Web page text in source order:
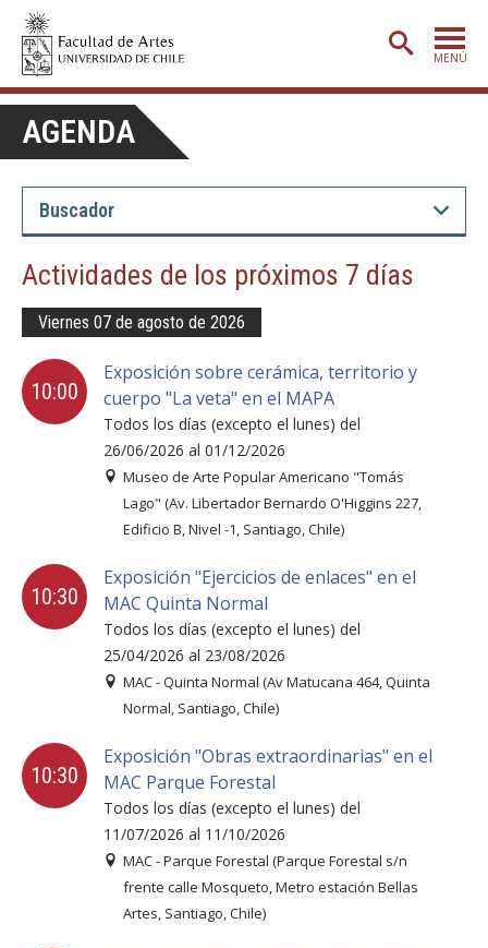
MENÚ
CARRERAS
POSTGRADO
EXTENSIÓN
CREACIÓNE INVESTIGACIÓN
BIBLIOTECA
DEPARTAMENTOS
FACULTAD
Académicas/os
AGENDA
Actividades de los próximos 7 días
Viernes 07 de agosto de 2026
10:00
Exposición sobre cerámica, territorio y
cuerpo "La veta" en el MAPA
Todos los días (excepto el lunes) del
26/06/2026 al 01/12/2026
Museo de Arte Popular Americano "Tomás
Lago" (Av. Libertador Bernardo O'Higgins 227,
Edificio B, Nivel -1, Santiago, Chile)
10:30
Exposición "Ejercicios de enlaces" en el
MAC Quinta Normal
Todos los días (excepto el lunes) del
25/04/2026 al 23/08/2026
MAC - Quinta Normal (Av Matucana 464, Quinta
Normal, Santiago, Chile)
10:30
Exposición "Obras extraordinarias" en el
MAC Parque Forestal
Todos los días (excepto el lunes) del
11/07/2026 al 11/10/2026
MAC - Parque Forestal (Parque Forestal s/n
frente calle Mosqueto, Metro estación Bellas
Artes, Santiago, Chile)